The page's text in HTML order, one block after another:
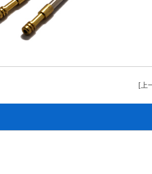
[上